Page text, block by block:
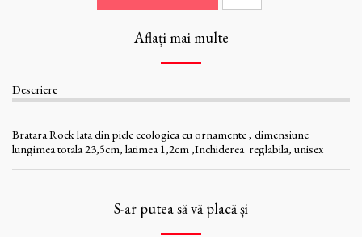
Aflați mai multe
Descriere
Bratara Rock lata din piele ecologica cu ornamente , dimensiune
lungimea totala 23,5cm, latimea 1,2cm ,Inchiderea reglabila, unisex
S-ar putea să vă placă și